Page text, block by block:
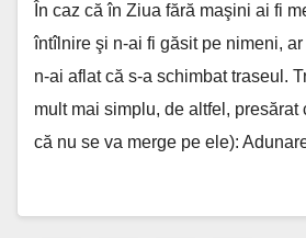
În caz că în Ziua fără maşini ai fi
întîlnire şi n-ai fi găsit pe nimeni,
n-ai aflat că s-a schimbat traseul.
mult mai simplu, de altfel, presărat
că nu se va merge pe ele):